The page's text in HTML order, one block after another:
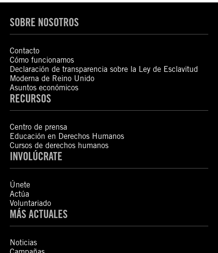
SOBRE NOSOTROS
Contacto
Cómo funcionamos
Declaración de transparencia sobre la Ley de Esclavitud
Moderna de Reino Unido
Asuntos económicos
RECURSOS
Centro de prensa
Educación en Derechos Humanos
Cursos de derechos humanos
INVOLÚCRATE
Únete
Actúa
Voluntariado
MÁS ACTUALES
Noticias